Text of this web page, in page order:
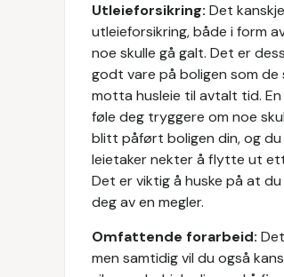
Utleieforsikring: Det
utleieforsikring, både i form
noe skulle gå galt. Det er
godt vare på boligen som
motta husleie til avtalt tid. En
føle deg tryggere om noe
blitt påført boligen din, og du
leietaker nekter å flytte ut
Det er viktig å huske på at
deg av en megler.
Omfattende forarbeid:
men samtidig vil du også